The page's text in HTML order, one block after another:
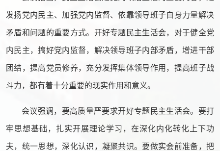
发扬党内民主、加强党内监督、依靠领导班子自身力量解决
矛盾和问题的重要方式。开好专题民主生活会，对于健全党
内民主，搞好党内监督，解决领导班子内部矛盾，增进干部
团结，提高党员修养，充分发挥集体领导作用，提高班子战
斗力，都有着十分重要的现实作用和意义。
会议强调，要高质量严要求开好专题民主生活会。要打
牢思想基础，扎实开展理论学习，在深化内化转化上下功
夫，统一思想，深化认识，凝聚共识。要做实会前准备，把